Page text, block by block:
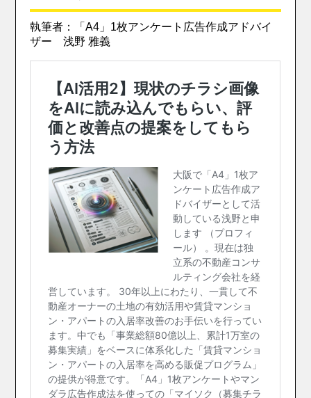
執筆者：「A4」1枚アンケート広告作成アドバイ
ザー 浅野 雅義